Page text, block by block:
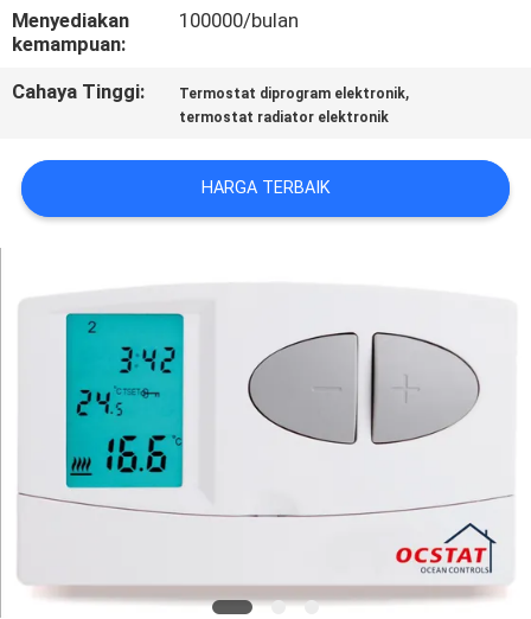
PERMINTAAN
PENAWARAN
SITEMAP
PRIVACY
POLICY
Menyediakan
kemampuan:
100000/bulan
Cahaya Tinggi: Termostat diprogram elektronik,
termostat radiator elektronik
HARGA TERBAIK